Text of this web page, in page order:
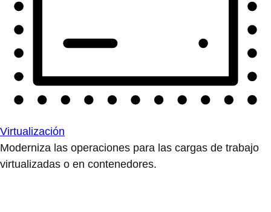
Virtualización
Moderniza las operaciones para las cargas de trabajo
virtualizadas o en contenedores.